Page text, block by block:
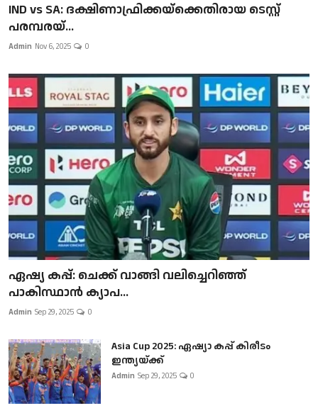
IND vs SA: ദക്ഷിണാഫ്രിക്കയ്‌ക്കെതിരായ ടെസ്റ്റ്
പരമ്പരയ്...
Admin Nov 6, 2025 0
ഏഷ്യ കപ്പ്: ചെക്ക് വാങ്ങി വലിച്ചെറിഞ്ഞ്
പാകിസ്ഥാൻ ക്യാപ...
Admin Sep 29, 2025 0
Asia Cup 2025: ഏഷ്യാ കപ്പ് കിരീടം
ഇന്ത്യയ്ക്ക്
Admin Sep 29, 2025 0